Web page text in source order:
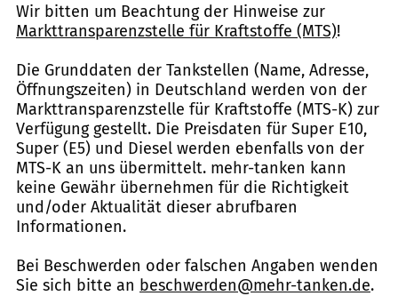
Wir bitten um Beachtung der Hinweise zur
Markttransparenzstelle für Kraftstoffe (MTS)!
Die Grunddaten der Tankstellen (Name, Adresse,
Öffnungszeiten) in Deutschland werden von der
Markttransparenzstelle für Kraftstoffe (MTS-K) zur
Verfügung gestellt. Die Preisdaten für Super E10,
Super (E5) und Diesel werden ebenfalls von der
MTS-K an uns übermittelt. mehr-tanken kann
keine Gewähr übernehmen für die Richtigkeit
und/oder Aktualität dieser abrufbaren
Informationen.
Bei Beschwerden oder falschen Angaben wenden
Sie sich bitte an beschwerden@mehr-tanken.de.